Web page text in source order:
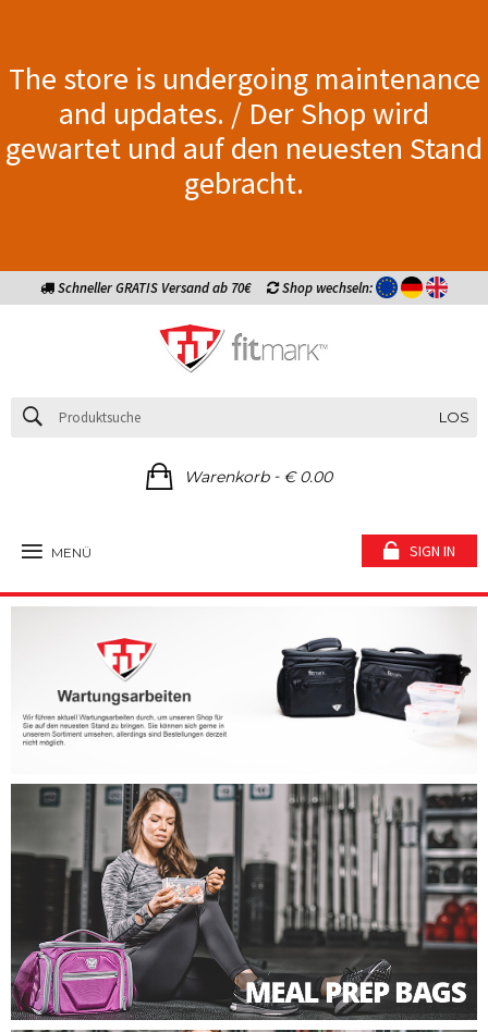
The store is undergoing maintenance
and updates. / Der Shop wird
gewartet und auf den neuesten Stand
gebracht.
Schneller GRATIS Versand ab 70€ Shop wechseln:
LOS
Warenkorb- € 0.00
MENÜ SIGN IN